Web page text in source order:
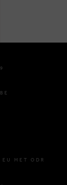
MET ODR